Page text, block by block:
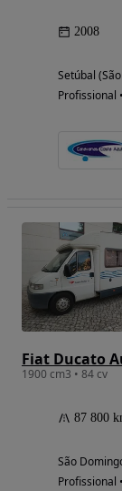
2008
Setúbal
Profissional
Fiat Ducato
1900 cm3 • 84 cv
87 800
São
Profissional